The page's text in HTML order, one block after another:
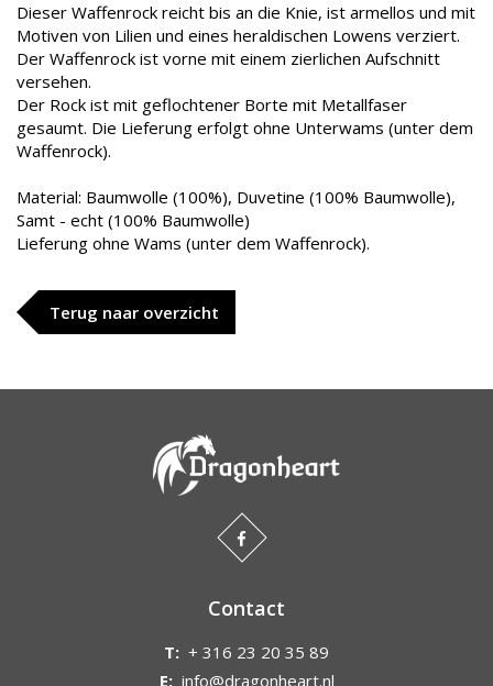
Dieser Waffenrock reicht bis an die Knie, ist armellos und mit
Motiven von Lilien und eines heraldischen Lowens verziert.
Der Waffenrock ist vorne mit einem zierlichen Aufschnitt
versehen.
Der Rock ist mit geflochtener Borte mit Metallfaser
gesaumt. Die Lieferung erfolgt ohne Unterwams (unter dem
Waffenrock).
Material: Baumwolle (100%), Duvetine (100% Baumwolle),
Samt - echt (100% Baumwolle)
Lieferung ohne Wams (unter dem Waffenrock).
Terug naar overzicht
Contact
T: + 316 23 20 35 89
E: info@dragonheart.nl